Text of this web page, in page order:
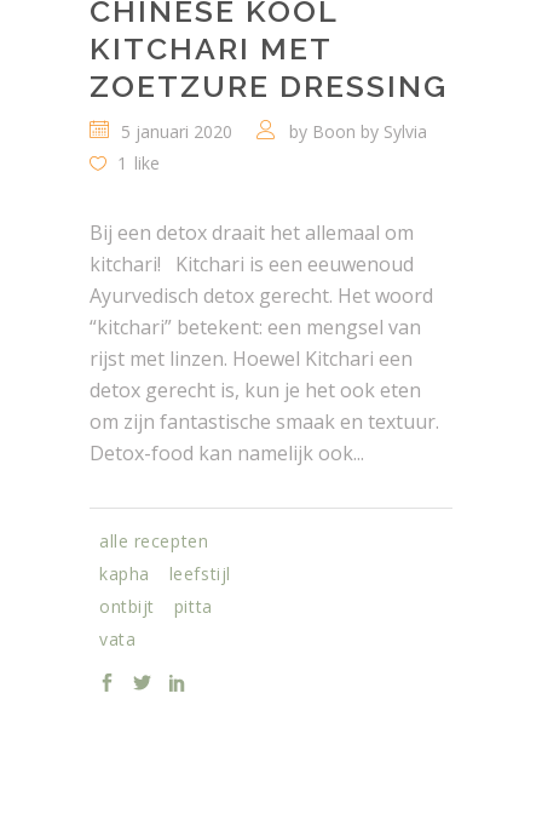
CHINESE KOOL
KITCHARI MET
ZOETZURE DRESSING
5 januari 2020 by Boon by Sylvia
1 like
Bij een detox draait het allemaal om
kitchari! ​Kitchari is een eeuwenoud
Ayurvedisch detox gerecht. Het woord
“kitchari” betekent: een mengsel van
rijst met linzen. Hoewel Kitchari een
detox gerecht is, kun je het ook eten
om zijn fantastische smaak en textuur.
Detox-food kan namelijk ook...
alle recepten
kapha
leefstijl
ontbijt
pitta
vata